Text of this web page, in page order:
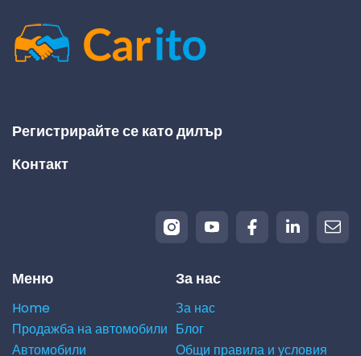
Регистрирайте се като дилър
Контакт
Меню
Home
Продажба на автомобили
Автомобили
За нас
За нас
Блог
Общи правила и условия